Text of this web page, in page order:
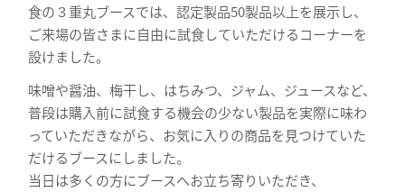
食の３重丸ブースでは、認定製品50製品以上を展示し、
ご来場の皆さまに自由に試食していただけるコーナーを
設けました。
味噌や醤油、梅干し、はちみつ、ジャム、ジュースなど、
普段は購入前に試食する機会の少ない製品を実際に味わ
っていただきながら、お気に入りの商品を見つけていた
だけるブースにしました。
当日は多くの方にブースへお立ち寄りいただき、